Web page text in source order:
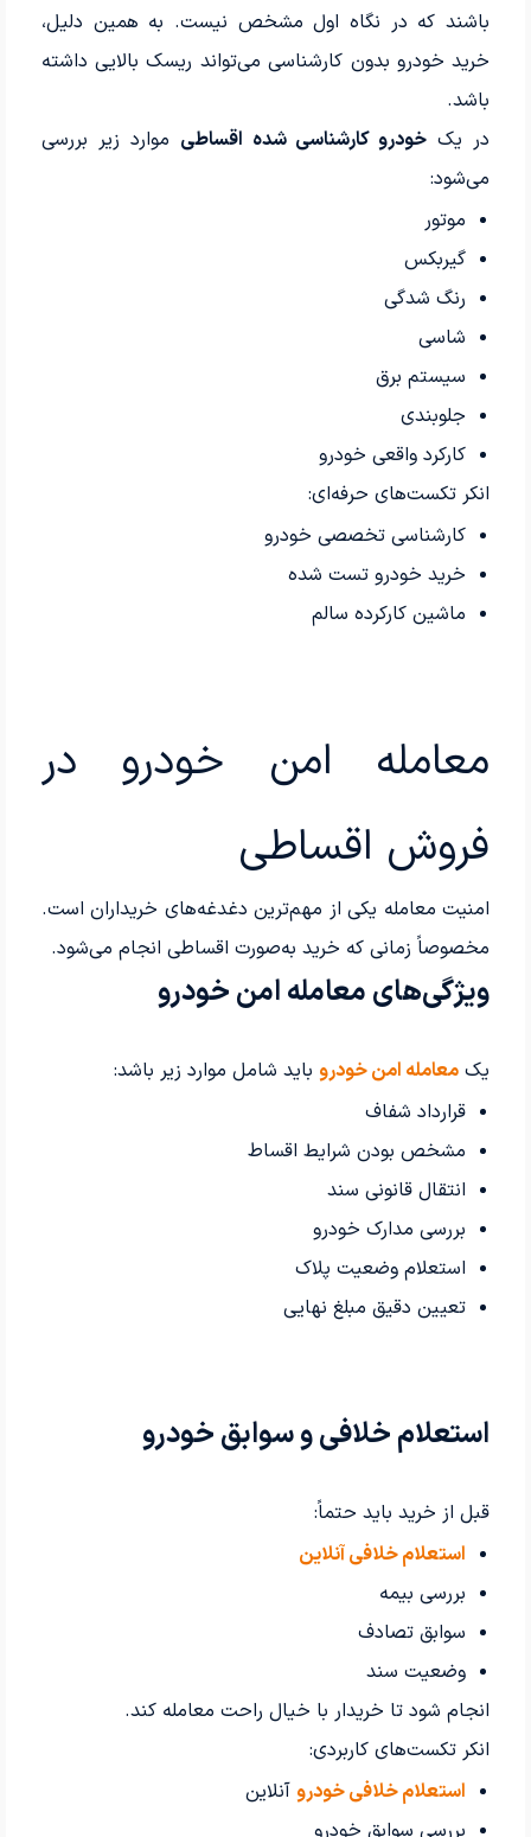
باشند که در نگاه اول مشخص نیست. به همین دلیل،
خرید خودرو بدون کارشناسی می‌تواند ریسک بالایی داشته
باشد.
در یکخودرو کارشناسی شده اقساطی موارد زیر بررسی
می‌شود:
موتور
گیربکس
رنگ شدگی
شاسی
سیستم برق
جلوبندی
کارکرد واقعی خودرو
انکر تکست‌های حرفه‌ای:
کارشناسی تخصصی خودرو
خرید خودرو تست شده
ماشین کارکرده سالم
معامله امن خودرو در
فروش اقساطی
امنیت معامله یکی از مهم‌ترین دغدغه‌های خریداران است.
مخصوصاً زمانی که خرید به‌صورت اقساطی انجام می‌شود.
ویژگی‌های معامله امن خودرو
یک معامله امن خودروباید شامل موارد زیر باشد:
قرارداد شفاف
مشخص بودن شرایط اقساط
انتقال قانونی سند
بررسی مدارک خودرو
استعلام وضعیت پلاک
تعیین دقیق مبلغ نهایی
استعلام خلافی و سوابق خودرو
قبل از خرید باید حتماً:
استعلام خلافی آنلاین
بررسی بیمه
سوابق تصادف
وضعیت سند
انجام شود تا خریدار با خیال راحت معامله کند.
انکر تکست‌های کاربردی:
استعلام خلافی خودروآنلاین
بررسی سوابق خودرو